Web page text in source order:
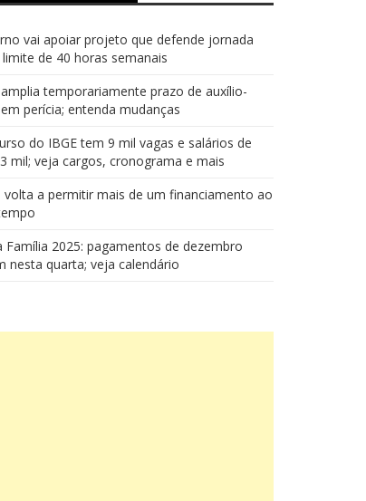
vai apoiar projeto que defende jornada
de 40 horas semanais
amplia temporariamente prazo de auxílio-
perícia; entenda mudanças
do IBGE tem 9 mil vagas e salários de
mil; veja cargos, cronograma e mais
volta a permitir mais de um financiamento ao
Família 2025: pagamentos de dezembro
nesta quarta; veja calendário